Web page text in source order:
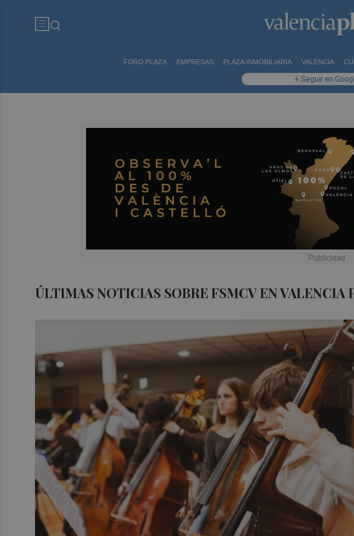
FORO PLAZA EMPRESAS PLAZA INMOBILIARIA VALÈNCIA
+ Seguir en
ÚLTIMAS NOTICIAS SOBRE FSMCV EN VALENCIA